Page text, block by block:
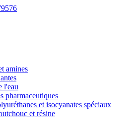
amines
l'eau
pharmaceutiques
et isocyanates spéciaux
et résine